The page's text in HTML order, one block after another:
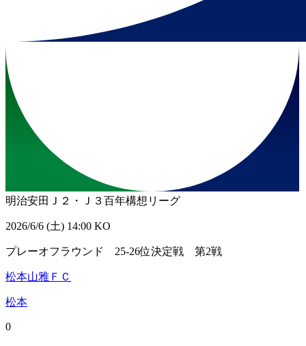
明治安田Ｊ２・Ｊ３百年構想リーグ
2026/6/6 (土) 14:00 KO
プレーオフラウンド 25-26位決定戦 第2戦
松本山雅ＦＣ
松本
0